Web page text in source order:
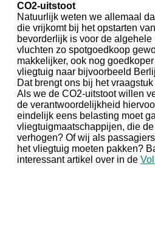
CO2-uitstoot
Natuurlijk weten we allemaal
die vrijkomt bij het opstarten
bevorderlijk is voor de
vluchten zo spotgoedkoop
makkelijker, ook nog
vliegtuig naar bijvoorbeeld
Dat brengt ons bij het
Als we de CO2-uitstoot willen
de verantwoordelijkheid
eindelijk eens belasting moet
vliegtuigmaatschappijen, die
verhogen? Of wij als
het vliegtuig moeten pakken?
interessant artikel over in de